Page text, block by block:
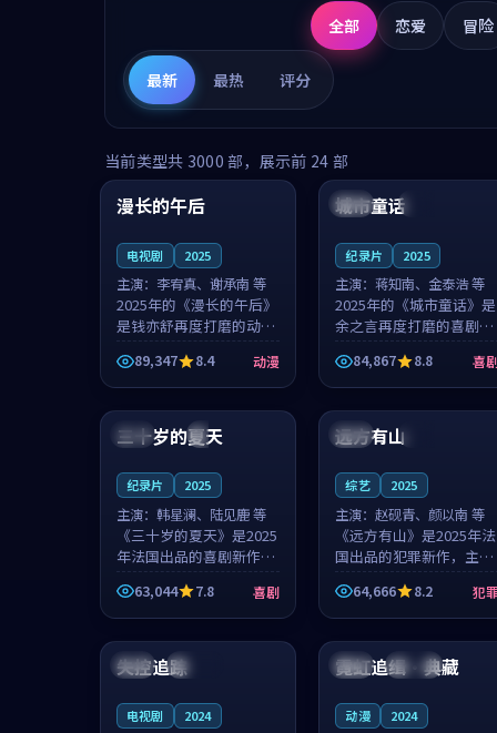
全部 恋爱 冒险
最新 最热 评分
当前类型共 3000 部，展示前 24 部
中国 高分
99:16
漫长的午后
电视剧 2025
主演： 李宥真、谢承南 等
2025年的《漫长的午后》
是钱亦舒再度打磨的动漫
佳作。中国大陆的取景与
海岛日常的氛围相互成
就，李宥真与谢承南的对
手戏自然克制，让整部影
片在悬念与...
89,347 8.4 动漫
美国
城市童话
纪录片 2025
主演：蒋知南、金泰浩 等
2025年的《城市童话》是
余之言再度打磨的喜剧佳
作。美国的取景与历史战
争的氛围相互成就，蒋知
南与金泰浩的对手戏自然
克制，让整部影片在悬念
与温度之...
84,867 8.8 喜
法国 4K
99:12
三十岁的夏天
纪录片 2025
主演： 韩星澜、陆见鹿 等
《三十岁的夏天》是2025
年法国出品的喜剧新作，
主创团队希望用深夜电台
的故事让观众停下来想一
想。韩星澜领衔，陆见鹿
担任重要角色，山田纯一
的叙事节...
63,044 7.8 喜剧
法国
99:48
远方有山
综艺 2025
主演：赵砚青、颜以南 等
《远方有山》是2025年法
国出品的犯罪新作，主创
团队希望用高校追梦的故
事让观众停下来想一想。
赵砚青领衔，颜以南担任
重要角色，山田纯一的叙
事节奏一...
64,666 8.2 犯
法国 连载中
99:10
失控追踪
电视剧 2024
中国 连载中
99:29
霓虹追缉·典藏
动漫 2024